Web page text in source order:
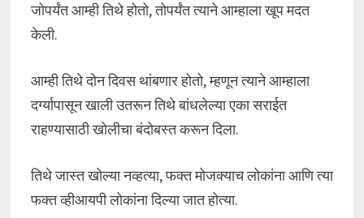
जोपर्यंत आम्ही तिथे होतो, तोपर्यंत त्याने आम्हाला खूप मदत
केली.
आम्ही तिथे दोन दिवस थांबणार होतो, म्हणून त्याने आम्हाला
दर्ग्यापासून खाली उतरून तिथे बांधलेल्या एका सराईत
राहण्यासाठी खोलीचा बंदोबस्त करून दिला.
तिथे जास्त खोल्या नव्हत्या, फक्त मोजक्याच लोकांना आणि त्या
फक्त व्हीआयपी लोकांना दिल्या जात होत्या.